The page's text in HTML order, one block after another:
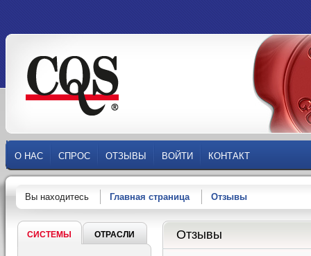
О НАС СПРОС ОТЗЫВЫ ВОЙТИ КОНТАКТ
Вы находитесь Главная страница Отзывы
Отзывы
СИСТЕМЫ ОТРАСЛИ